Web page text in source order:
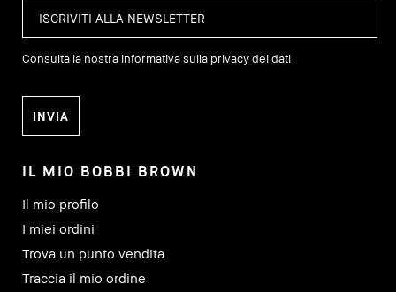
Consulta la nostra informativa sulla privacy dei dati
IL MIO BOBBI BROWN
Il mio profilo
I miei ordini
Trova un punto vendita
Traccia il mio ordine